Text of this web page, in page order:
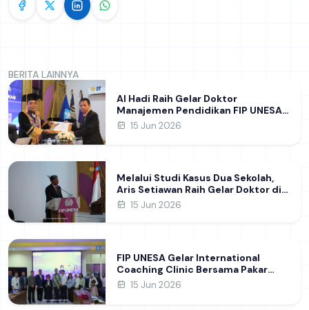
BERITA LAINNYA
Al Hadi Raih Gelar Doktor
Manajemen Pendidikan FIP UNESA
melalui Riset Pembentukan
15 Jun 2026
Melalui Studi Kasus Dua Sekolah,
Aris Setiawan Raih Gelar Doktor di
FIP UNESA Usai Kupas Manajemen
15 Jun 2026
FIP UNESA Gelar International
Coaching Clinic Bersama Pakar
Khon Kaen University Thailand,
Ilmiah Internasional dukung SDG 4
15 Jun 2026